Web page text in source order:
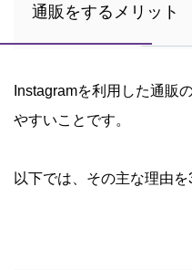
通販をするメリット
Instagramを利用した通販
やすいことです。
以下では、その主な理由を